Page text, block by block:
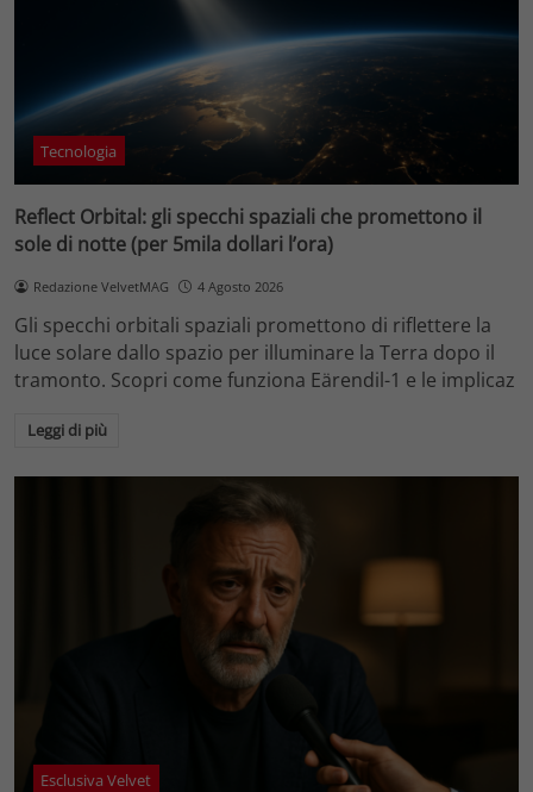
Tecnologia
Reflect Orbital: gli specchi spaziali che promettono il
sole di notte (per 5mila dollari l’ora)
Redazione VelvetMAG 4 Agosto 2026
Gli specchi orbitali spaziali promettono di riflettere la
luce solare dallo spazio per illuminare la Terra dopo il
tramonto. Scopri come funziona Eärendil-1 e le implicaz
Leggi di più
Esclusiva Velvet